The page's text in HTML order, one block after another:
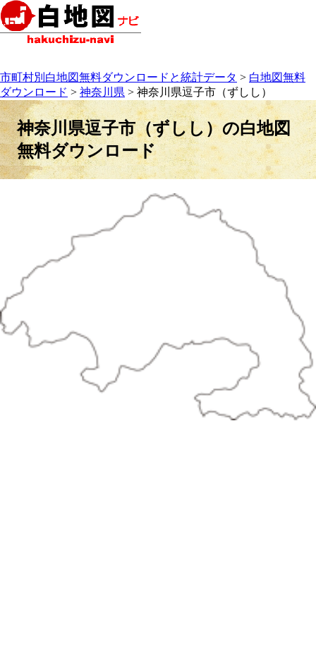
市町村別白地図無料ダウンロードと統計データ > 白地図無料
ダウンロード > 神奈川県 > 神奈川県逗子市（ずしし）
神奈川県逗子市（ずしし）の白地図
無料ダウンロード